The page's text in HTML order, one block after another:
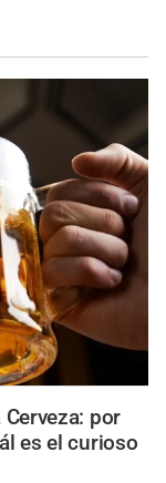
por
es el curioso